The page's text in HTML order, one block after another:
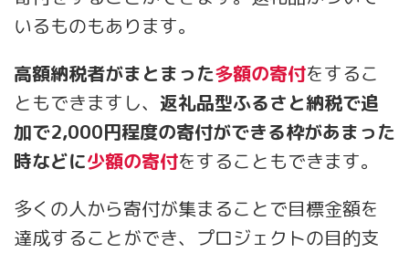
いるものもあります。
高額納税者がまとまった多額の寄付をするこ
ともできますし、 返礼品型ふるさと納税で追
加で2,000円程度の寄付ができる枠があまった
時などに少額の寄付をすることもできます。
多くの人から寄付が集まることで目標金額を
達成することができ、プロジェクトの目的支